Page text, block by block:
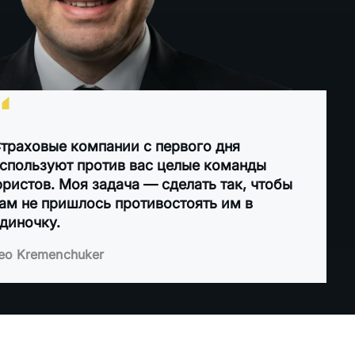
компании с первого дня
против вас целые команды
Моя задача — сделать так, чтобы
не пришлось противостоять им в
Kremenchuker